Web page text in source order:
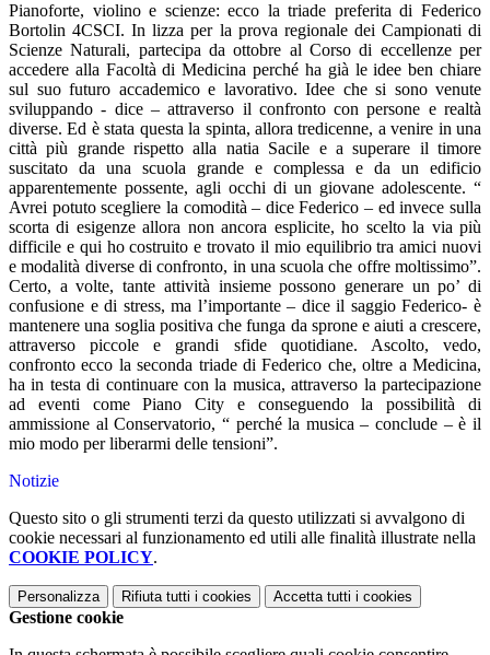
Pianoforte, violino e scienze: ecco la triade preferita di Federico
Bortolin 4CSCI. In lizza per la prova regionale dei Campionati di
Scienze Naturali, partecipa da ottobre al Corso di eccellenze per
accedere alla Facoltà di Medicina perché ha già le idee ben chiare
sul suo futuro accademico e lavorativo. Idee che si sono venute
sviluppando - dice – attraverso il confronto con persone e realtà
diverse. Ed è stata questa la spinta, allora tredicenne, a venire in una
città più grande rispetto alla natia Sacile e a superare il timore
suscitato da una scuola grande e complessa e da un edificio
apparentemente possente, agli occhi di un giovane adolescente. “
Avrei potuto scegliere la comodità – dice Federico – ed invece sulla
scorta di esigenze allora non ancora esplicite, ho scelto la via più
difficile e qui ho costruito e trovato il mio equilibrio tra amici nuovi
e modalità diverse di confronto, in una scuola che offre moltissimo”.
Certo, a volte, tante attività insieme possono generare un po’ di
confusione e di stress, ma l’importante – dice il saggio Federico- è
mantenere una soglia positiva che funga da sprone e aiuti a crescere,
attraverso piccole e grandi sfide quotidiane. Ascolto, vedo,
confronto ecco la seconda triade di Federico che, oltre a Medicina,
ha in testa di continuare con la musica, attraverso la partecipazione
ad eventi come Piano City e conseguendo la possibilità di
ammissione al Conservatorio, “ perché la musica – conclude – è il
mio modo per liberarmi delle tensioni”.
Notizie
Questo sito o gli strumenti terzi da questo utilizzati si avvalgono di
cookie necessari al funzionamento ed utili alle finalità illustrate nella
COOKIE POLICY.
Personalizza Rifiuta tutti i cookies Accetta tutti i cookies
Gestione cookie